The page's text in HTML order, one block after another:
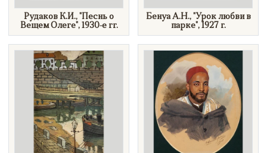
Рудаков К.И., "Песнь о
Вещем Олеге", 1930-е гг.
Бенуа А.Н., "Урок любви в
парке", 1927 г.